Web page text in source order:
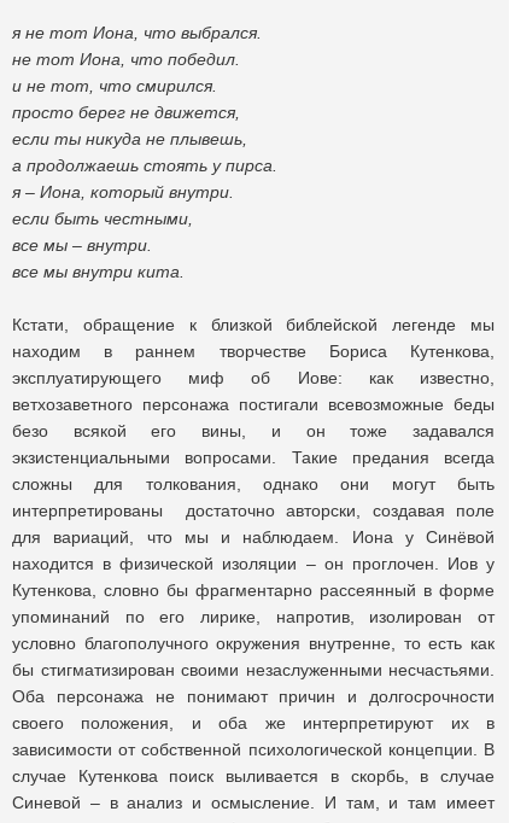
я не тот Иона, что выбрался.
не тот Иона, что победил.
и не тот, что смирился.
просто берег не движется,
если ты никуда не плывешь,
а продолжаешь стоять у пирса.
я – Иона, который внутри.
если быть честными,
все мы – внутри.
все мы внутри кита.
Кстати, обращение к близкой библейской легенде мы
находим в раннем творчестве Бориса Кутенкова,
эксплуатирующего миф об Иове: как известно,
ветхозаветного персонажа постигали всевозможные беды
безо всякой его вины, и он тоже задавался
экзистенциальными вопросами. Такие предания всегда
сложны для толкования, однако они могут быть
интерпретированы достаточно авторски, создавая поле
для вариаций, что мы и наблюдаем. Иона у Синёвой
находится в физической изоляции – он проглочен. Иов у
Кутенкова, словно бы фрагментарно рассеянный в форме
упоминаний по его лирике, напротив, изолирован от
условно благополучного окружения внутренне, то есть как
бы стигматизирован своими незаслуженными несчастьями.
Оба персонажа не понимают причин и долгосрочности
своего положения, и оба же интерпретируют их в
зависимости от собственной психологической концепции. В
случае Кутенкова поиск выливается в скорбь, в случае
Синевой – в анализ и осмысление. И там, и там имеет